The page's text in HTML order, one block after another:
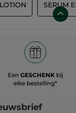
SERUM
EenGESCHENK bij
elke bestelling*